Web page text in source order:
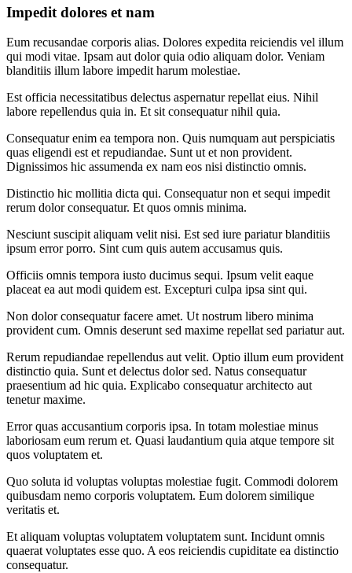
Impedit dolores et nam
Eum recusandae corporis alias. Dolores expedita reiciendis vel illum
qui modi vitae. Ipsam aut dolor quia odio aliquam dolor. Veniam
blanditiis illum labore impedit harum molestiae.
Est officia necessitatibus delectus aspernatur repellat eius. Nihil
labore repellendus quia in. Et sit consequatur nihil quia.
Consequatur enim ea tempora non. Quis numquam aut perspiciatis
quas eligendi est et repudiandae. Sunt ut et non provident.
Dignissimos hic assumenda ex nam eos nisi distinctio omnis.
Distinctio hic mollitia dicta qui. Consequatur non et sequi impedit
rerum dolor consequatur. Et quos omnis minima.
Nesciunt suscipit aliquam velit nisi. Est sed iure pariatur blanditiis
ipsum error porro. Sint cum quis autem accusamus quis.
Officiis omnis tempora iusto ducimus sequi. Ipsum velit eaque
placeat ea aut modi quidem est. Excepturi culpa ipsa sint qui.
Non dolor consequatur facere amet. Ut nostrum libero minima
provident cum. Omnis deserunt sed maxime repellat sed pariatur aut.
Rerum repudiandae repellendus aut velit. Optio illum eum provident
distinctio quia. Sunt et delectus dolor sed. Natus consequatur
praesentium ad hic quia. Explicabo consequatur architecto aut
tenetur maxime.
Error quas accusantium corporis ipsa. In totam molestiae minus
laboriosam eum rerum et. Quasi laudantium quia atque tempore sit
quos voluptatem et.
Quo soluta id voluptas voluptas molestiae fugit. Commodi dolorem
quibusdam nemo corporis voluptatem. Eum dolorem similique
veritatis et.
Et aliquam voluptas voluptatem voluptatem sunt. Incidunt omnis
quaerat voluptates esse quo. A eos reiciendis cupiditate ea distinctio
consequatur.